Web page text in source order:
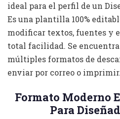
ideal para el perfil de un
Es una plantilla 100%
modificar textos, fuentes y
total facilidad. Se
múltiples formatos de
enviar por correo o imprimir.
Formato Moderno
Para